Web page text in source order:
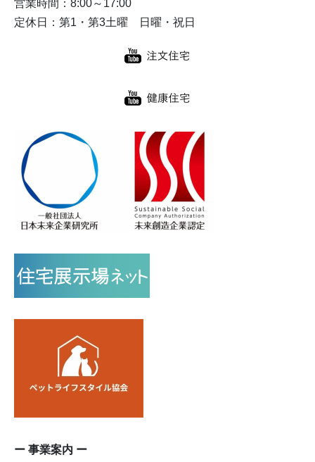
営業時間：8:00～17:00
定休日：第1・第3土曜 日曜・祝日
ー 事業案内 ー